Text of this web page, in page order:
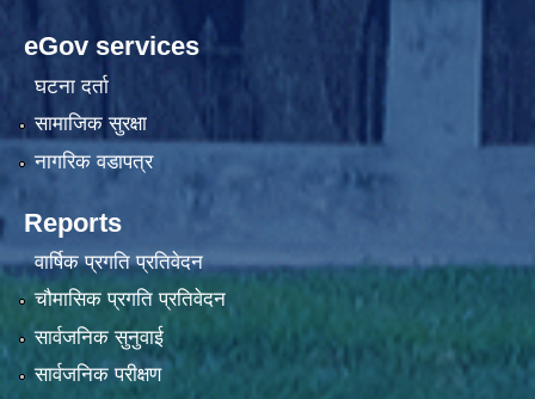
eGov services
घटना दर्ता
सामाजिक सुरक्षा
नागरिक वडापत्र
Reports
वार्षिक प्रगति प्रतिवेदन
चौमासिक प्रगति प्रतिवेदन
सार्वजनिक सुनुवाई
सार्वजनिक परीक्षण